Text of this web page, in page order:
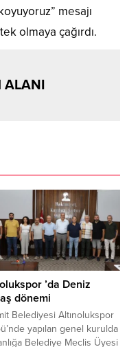
mesajı
olmaya çağırdı.
ALANI
’da Deniz
dönemi
Belediyesi Altınolukspor
yapılan genel kurulda
Belediye Meclis Üyesi